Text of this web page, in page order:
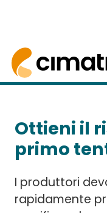
Home> Perchè
market e First-Time-
Riduzione
RICHIEDI UNA
Ottieni il
primo
I produttori
rapidamente